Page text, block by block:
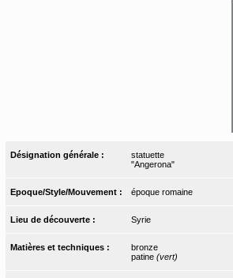
Désignation générale :
statuette
"Angerona"
Epoque/Style/Mouvement : époque romaine
Lieu de découverte : Syrie
Matières et techniques :
bronze
patine (vert)